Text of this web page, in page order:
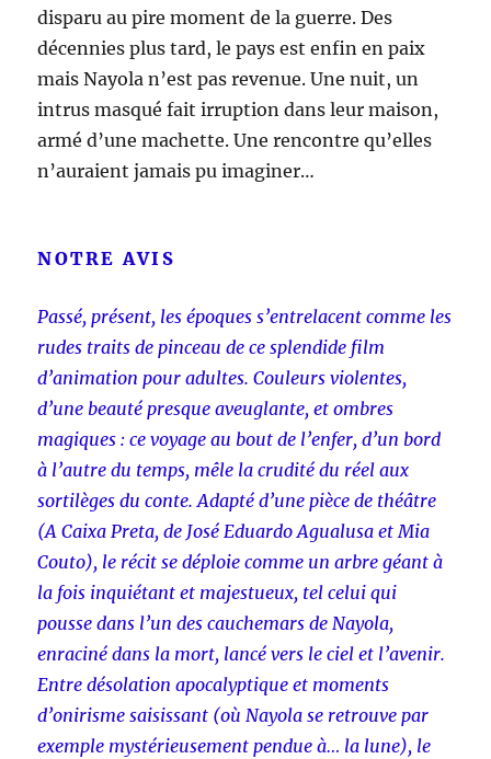
disparu au pire moment de la guerre. Des
décennies plus tard, le pays est enfin en paix
mais Nayola n’est pas revenue. Une nuit, un
intrus masqué fait irruption dans leur maison,
armé d’une machette. Une rencontre qu’elles
n’auraient jamais pu imaginer…
NOTRE AVIS
Passé, présent, les époques s’entrelacent comme les
rudes traits de pinceau de ce splendide film
d’animation pour adultes. Couleurs violentes,
d’une beauté presque aveuglante, et ombres
magiques : ce voyage au bout de l’enfer, d’un bord
à l’autre du temps, mêle la crudité du réel aux
sortilèges du conte. Adapté d’une pièce de théâtre
(A Caixa Preta, de José Eduardo Agualusa et Mia
Couto), le récit se déploie comme un arbre géant à
la fois inquiétant et majestueux, tel celui qui
pousse dans l’un des cauchemars de Nayola,
enraciné dans la mort, lancé vers le ciel et l’avenir.
Entre désolation apocalyptique et moments
d’onirisme saisissant (où Nayola se retrouve par
exemple mystérieusement pendue à… la lune), le